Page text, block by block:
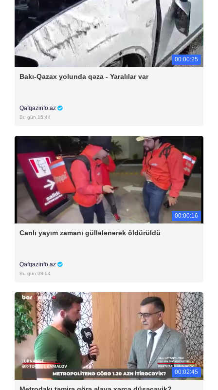
00:00:25
Bakı-Qazax yolunda qəza - Yaralılar var
Qafqazinfo.az
Bu gün 15:44
00:00:16
Canlı yayım zamanı güllələnərək öldürüldü
Qafqazinfo.az
Bu gün 08:04
00:02:45